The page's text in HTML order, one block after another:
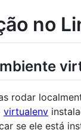
no
rodar
virtualenv
se ele está